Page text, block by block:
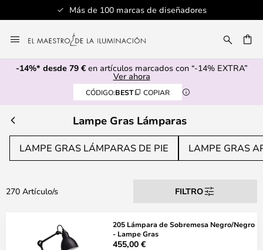
Más de 100 marcas de diseñadores
al
contenido
-14%* desde 79 €en artículos marcados con “-14% EXTRA”
Ver ahora
CÓDIGO:BEST COPIAR
Lampe Gras Lámparas
LAMPE GRAS LÁMPARAS DE PIE LAMPE GRAS
270 Artículo/s FILTRO
205 Lámpara de Sobremesa Negro/Negro
- Lampe Gras
455,00 €